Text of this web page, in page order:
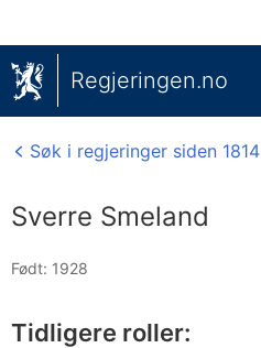
Regjeringen.no
Søk i regjeringer siden 1814
Sverre Smeland
Født: 1928
Tidligere roller: